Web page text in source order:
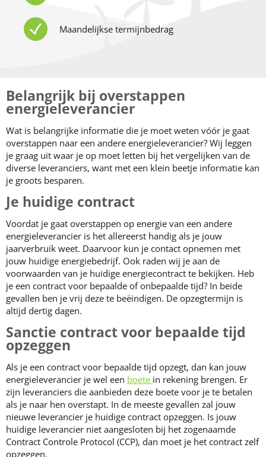
Maandelijkse termijnbedrag
Belangrijk bij overstappen
energieleverancier
Wat is belangrijke informatie die je moet weten vóór je gaat
overstappen naar een andere energieleverancier? Wij leggen
je graag uit waar je op moet letten bij het vergelijken van de
diverse leveranciers, want met een klein beetje informatie kan
je groots besparen.
Je huidige contract
Voordat je gaat overstappen op energie van een andere
energieleverancier is het allereerst handig als je jouw
jaarverbruik weet. Daarvoor kun je contact opnemen met
jouw huidige energiebedrijf. Ook raden wij je aan de
voorwaarden van je huidige energiecontract te bekijken. Heb
je een contract voor bepaalde of onbepaalde tijd? In beide
gevallen ben je vrij deze te beëindigen. De opzegtermijn is
altijd dertig dagen.
Sanctie contract voor bepaalde tijd
opzeggen
Als je een contract voor bepaalde tijd opzegt, dan kan jouw
energieleverancier je wel een boete in rekening brengen. Er
zijn leveranciers die aanbieden deze boete voor je te betalen
als je naar hen overstapt. In de meeste gevallen zal jouw
nieuwe leverancier je huidige contract opzeggen. Is jouw
huidige leverancier niet aangesloten bij het zogenaamde
Contract Controle Protocol (CCP), dan moet je het contract zelf
opzeggen.